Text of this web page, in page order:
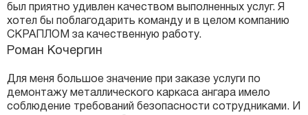
был приятно удивлен качеством выполненных услуг. Я
хотел бы поблагодарить команду и в целом компанию
СКРАПЛОМ за качественную работу.
Роман Кочергин
Для меня большое значение при заказе услуги по
демонтажу металлического каркаса ангара имело
соблюдение требований безопасности сотрудниками. И